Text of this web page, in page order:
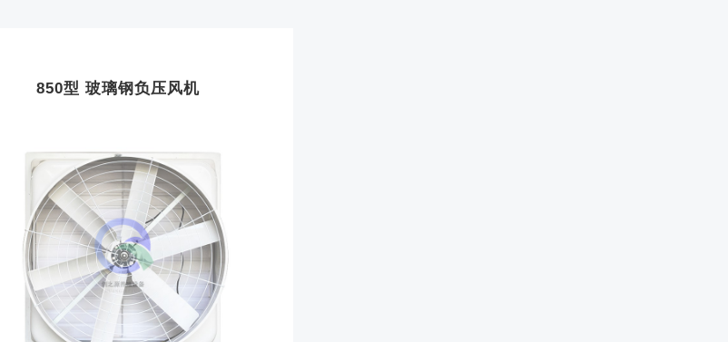
850型 玻璃钢负压风机